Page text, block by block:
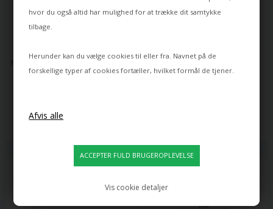
hvor du også altid har mulighed for at trække dit samtykke
tilbage.
Herunder kan du vælge cookies til eller fra. Navnet på de
forskellige typer af cookies fortæller, hvilket formål de tjener.
Vis cookie detaljer
LOUIS POULSEN
PANTHELLA 250 PORTABLE V3
BORD- / BATTERILAMPE,
Leveringstid: ca 10 dage
LOUIS POULSEN
PANTHELLA 250 PORTABLE V3
BORD- / BATTERILAMPE,